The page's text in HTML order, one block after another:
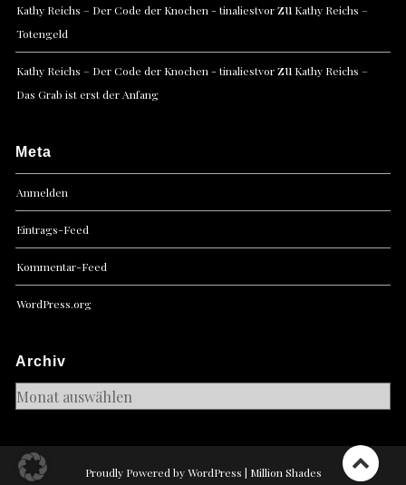
Kathy Reichs – Der Code der Knochen - tinaliestvorzu Kathy Reichs –
Totengeld
Kathy Reichs – Der Code der Knochen - tinaliestvorzu Kathy Reichs –
Das Grab ist erst der Anfang
Meta
Anmelden
Eintrags-Feed
Kommentar-Feed
WordPress.org
Archiv
Archiv
Proudly Powered by WordPress | Million Shades